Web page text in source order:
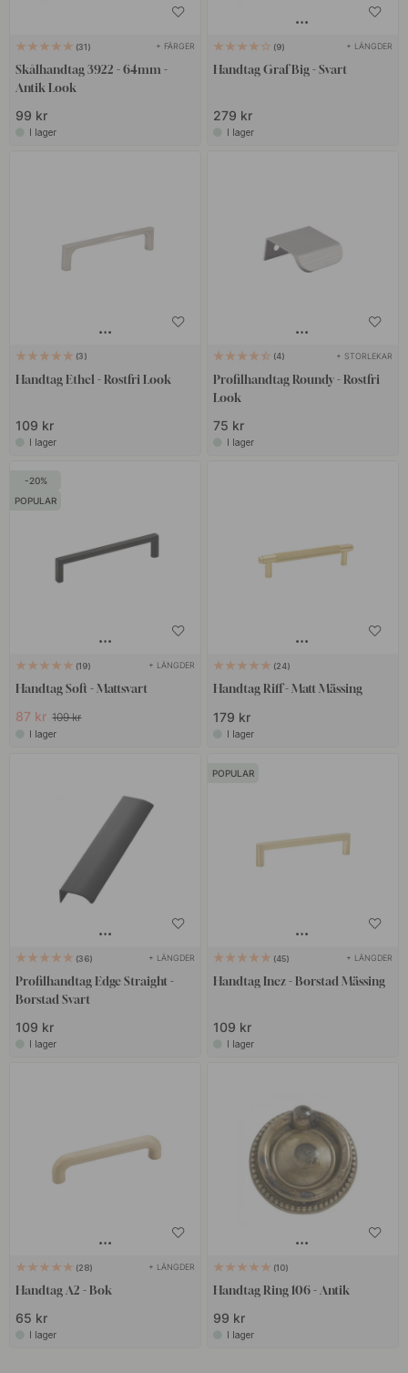
31 + FÄRGER
Skålhandtag 3922 - 64mm -
Antik Look
99 kr
I lager
9 + LÄNGDER
Handtag Graf Big - Svart
279 kr
I lager
3
Handtag Ethel - Rostfri Look
109 kr
I lager
4 + STORLEKAR
Profilhandtag Roundy - Rostfri
Look
75 kr
I lager
20
POPULAR
19 + LÄNGDER
Handtag Soft - Mattsvart
87 kr 109 kr
I lager
24
Handtag Riff - Matt Mässing
179 kr
I lager
36 + LÄNGDER
Profilhandtag Edge Straight -
Borstad Svart
109 kr
I lager
POPULAR
45 + LÄNGDER
Handtag Inez - Borstad Mässing
109 kr
I lager
28 + LÄNGDER
Handtag A2 - Bok
65 kr
I lager
10
Handtag Ring 106 - Antik
99 kr
I lager